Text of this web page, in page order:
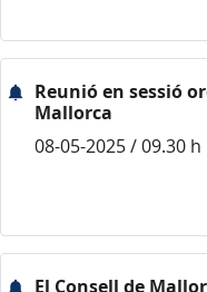
Reunió en sessió
Mallorca
08-05-2025 / 09.30 h
El Consell de